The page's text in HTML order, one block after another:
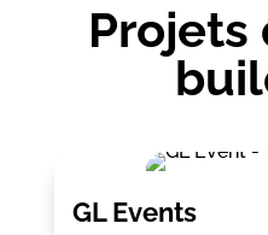
Projets
GL Events